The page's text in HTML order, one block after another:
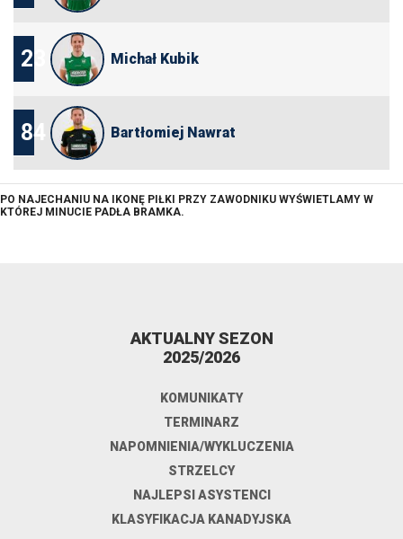
23 Michał Kubik
84 Bartłomiej Nawrat
PO NAJECHANIU NA IKONĘ PIŁKI PRZY ZAWODNIKU WYŚWIETLAMY W
KTÓREJ MINUCIE PADŁA BRAMKA.
AKTUALNY SEZON
2025/2026
KOMUNIKATY
TERMINARZ
NAPOMNIENIA/WYKLUCZENIA
STRZELCY
NAJLEPSI ASYSTENCI
KLASYFIKACJA KANADYJSKA